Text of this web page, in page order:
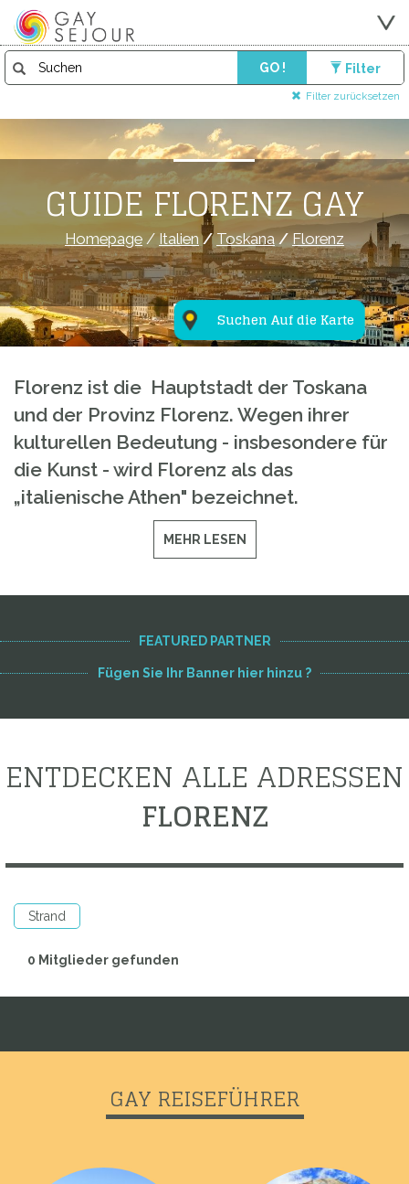
GO ! Filter
Filter zurücksetzen
Suchen Auf die Karte
GUIDE FLORENZ GAY
Homepage /Italien/Toskana/Florenz
Florenz ist die Hauptstadt der Toskana
und der Provinz Florenz. Wegen ihrer
kulturellen Bedeutung - insbesondere für
die Kunst - wird Florenz als das
„italienische Athen" bezeichnet.
MEHR LESEN
FEATURED PARTNER
Fügen Sie Ihr Banner hier hinzu ?
ENTDECKEN ALLE ADRESSEN
FLORENZ
Strand
0 Mitglieder gefunden
GAY REISEFÜHRER